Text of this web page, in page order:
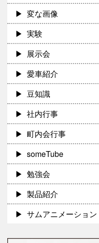
変な画像
実験
展示会
愛車紹介
豆知識
社内行事
町内会行事
someTube
勉強会
製品紹介
サムアニメーション